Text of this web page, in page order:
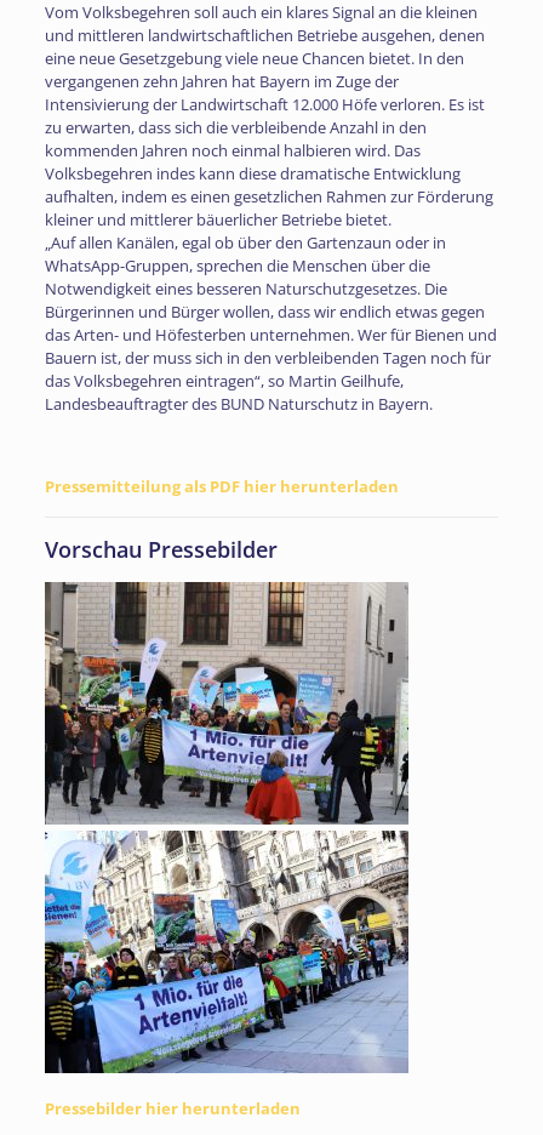
Vom Volksbegehren soll auch ein klares Signal an die kleinen
und mittleren landwirtschaftlichen Betriebe ausgehen, denen
eine neue Gesetzgebung viele neue Chancen bietet. In den
vergangenen zehn Jahren hat Bayern im Zuge der
Intensivierung der Landwirtschaft 12.000 Höfe verloren. Es ist
zu erwarten, dass sich die verbleibende Anzahl in den
kommenden Jahren noch einmal halbieren wird. Das
Volksbegehren indes kann diese dramatische Entwicklung
aufhalten, indem es einen gesetzlichen Rahmen zur Förderung
kleiner und mittlerer bäuerlicher Betriebe bietet.
„Auf allen Kanälen, egal ob über den Gartenzaun oder in
WhatsApp-Gruppen, sprechen die Menschen über die
Notwendigkeit eines besseren Naturschutzgesetzes. Die
Bürgerinnen und Bürger wollen, dass wir endlich etwas gegen
das Arten- und Höfesterben unternehmen. Wer für Bienen und
Bauern ist, der muss sich in den verbleibenden Tagen noch für
das Volksbegehren eintragen“, so Martin Geilhufe,
Landesbeauftragter des BUND Naturschutz in Bayern.
Pressemitteilung als PDF hier herunterladen
Vorschau Pressebilder
Pressebilder hier herunterladen